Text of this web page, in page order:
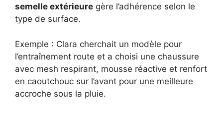
semelle extérieure gère l’adhérence selon le
type de surface.
Exemple : Clara cherchait un modèle pour
l’entraînement route et a choisi une chaussure
avec mesh respirant, mousse réactive et renfort
en caoutchouc sur l’avant pour une meilleure
accroche sous la pluie.